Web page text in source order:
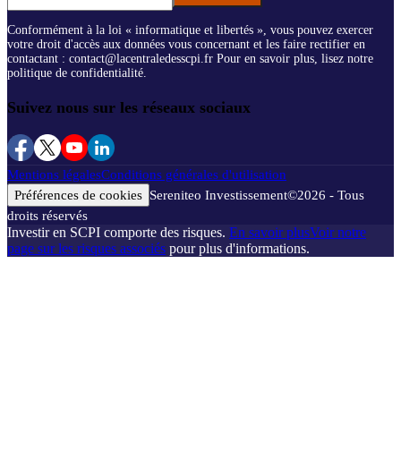
Conformément à la loi « informatique et libertés », vous pouvez exercer
votre droit d'accès aux données vous concernant et les faire rectifier en
contactant : contact@lacentraledesscpi.fr Pour en savoir plus, lisez notre
politique de confidentialité.
Suivez nous sur les réseaux sociaux
Mentions légalesConditions générales d'utilisation
Préférences de cookies Sereniteo Investissement©2026 - Tous
droits réservés
Investir en SCPI comporte des risques. En savoir plusVoir notre
page sur les risques associés pour plus d'informations.